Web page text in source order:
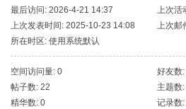
最后访问: 2026-4-21 14:37
上次活
上次发表时间: 2025-10-23 14:08
上次邮
所在时区: 使用系统默认
空间访问量: 0
好友数
帖子数: 22
主题数
精华数: 0
记录数